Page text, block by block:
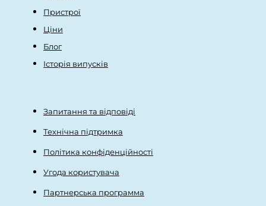
Пристрої
Ціни
Блог
Історія випусків
Запитання та відповіді
Технічна підтримка
Політика конфіденційності
Угода користувача
Партнерська программа